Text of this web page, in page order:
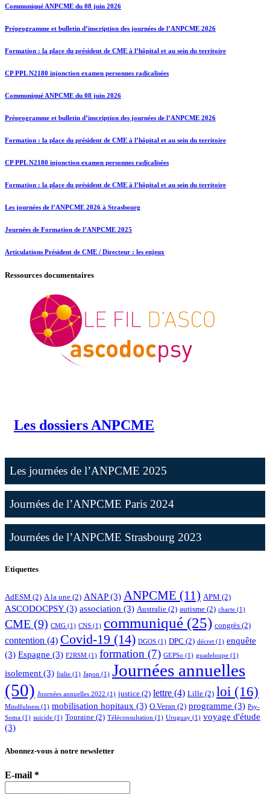
Communiqué ANPCME du 08 juin 2026
Préprogramme et bulletin d’inscription des journées de l’ANPCME 2026
Formation : la place du président de CME à l’hôpital et au sein du territoire
CP PPL N2180 injonction examen personnes radicalisées
Communiqué ANPCME du 08 juin 2026
Préprogramme et bulletin d’inscription des journées de l’ANPCME 2026
Formation : la place du président de CME à l’hôpital et au sein du territoire
CP PPL N2180 injonction examen personnes radicalisées
Formation : la place du président de CME à l’hôpital et au sein du territoire
Les journées de l’ANPCME 2026 à Strasbourg
Journées de Formation de l’ANPCME 2025
Articulations Président de CME / Directeur : les enjeux
Ressources documentaires
Les dossiers ANPCME
Les journées de l’ANPCME 2025
Journées de l’ANPCME Paris 2024
Journées de l’ANPCME Strasbourg 2023
Etiquettes
AdESM (2) A la une (2) ANAP(3) ANPCME (11) APM (2)
ASCODOCPSY(3) association (3) Australie (2) autisme (2) charte (1)
CME (9) CMG (1) CNS (1) communiqué (25) congrès (2)
contention (4) Covid-19 (14) DGOS (1) DPC (2) décret (1) enquête
(3) Espagne (3) F2RSM (1) formation (7) GEPSo (1) guadeloupe (1)
isolement (3) Italie (1) Japon (1) Journées annuelles
(50) Journées annuelles 2022 (1) justice (2) lettre (4) Lille (2) loi (16)
Mindfulness (1) mobilisation hopitaux (3) O.Veran (2) programme (3) Psy-
Soma (1) suicide (1) Touraine (2) Téléconsultation (1) Uruguay (1) voyage d'étude
(3)
Abonnez-vous à notre newsletter
E-mail *